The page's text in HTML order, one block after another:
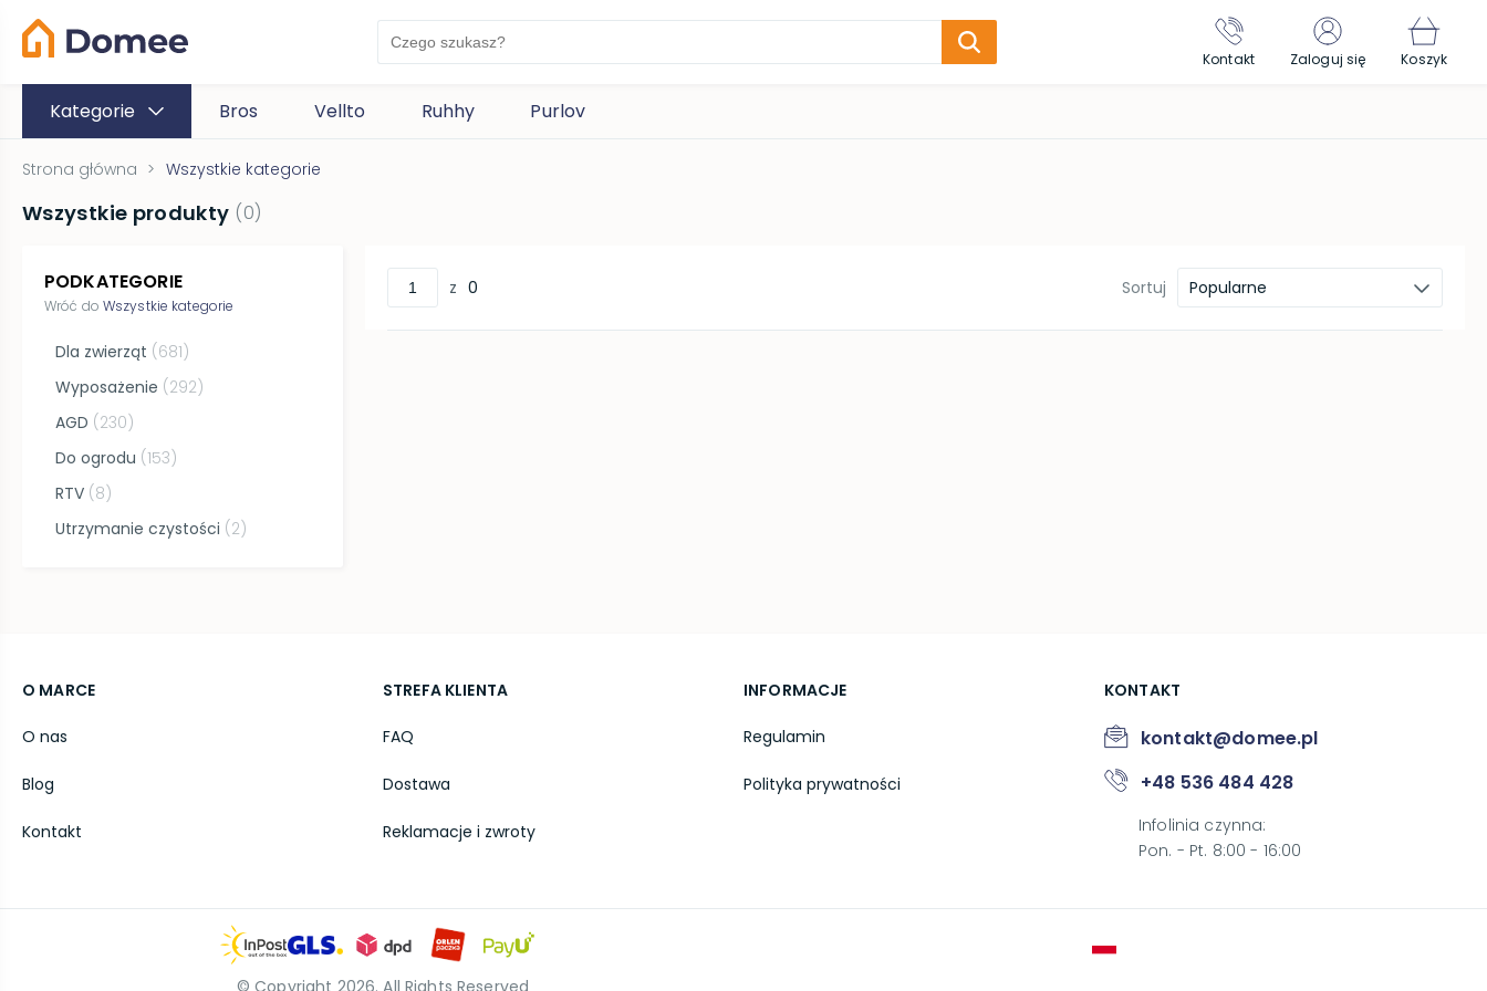
Kontakt Zaloguj się Koszyk
Kategorie Bros Vellto Ruhhy Purlov
Strona główna > Wszystkie kategorie
Wszystkie produkty (0)
PODKATEGORIE
Wróć do Wszystkie kategorie
Dla zwierząt (681)
Wyposażenie (292)
AGD (230)
Do ogrodu (153)
RTV (8)
Utrzymanie czystości (2)
z 0 Sortuj Popularne
O MARCE
O nas
Blog
Kontakt
STREFA KLIENTA
FAQ
Dostawa
Reklamacje i zwroty
INFORMACJE
Regulamin
Polityka prywatności
KONTAKT
kontakt@domee.pl
+48 536 484 428
Infolinia czynna:
Pon. - Pt. 8:00 - 16:00
© Copyright 2026. All Rights Reserved